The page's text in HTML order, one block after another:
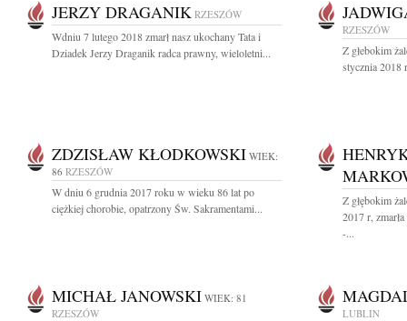
JERZY DRAGANIK RZESZÓW
Wdniu 7 lutego 2018 zmarł nasz ukochany Tata i
Dziadek Jerzy Draganik radca prawny, wieloletni...
RZESZÓW
Z głebokim
stycznia 2018
ZDZISŁAW KŁODKOWSKI WIEK:
86 RZESZÓW
W dniu 6 grudnia 2017 roku w wieku 86 lat po
ciężkiej chorobie, opatrzony Św. Sakramentami...
Z głębokim
2017 r,
-...
MICHAŁ JANOWSKI WIEK: 81
RZESZÓW
LUBLIN